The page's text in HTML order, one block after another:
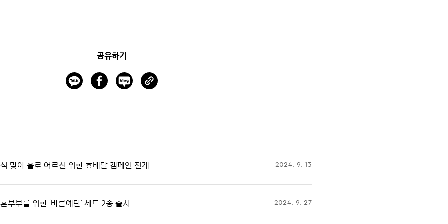
공유하기
맞아 홀로 어르신 위한 효배달 캠페인 전개 2024. 9. 13
부부를 위한 ‘바른예단’ 세트 2종 출시 2024. 9. 27